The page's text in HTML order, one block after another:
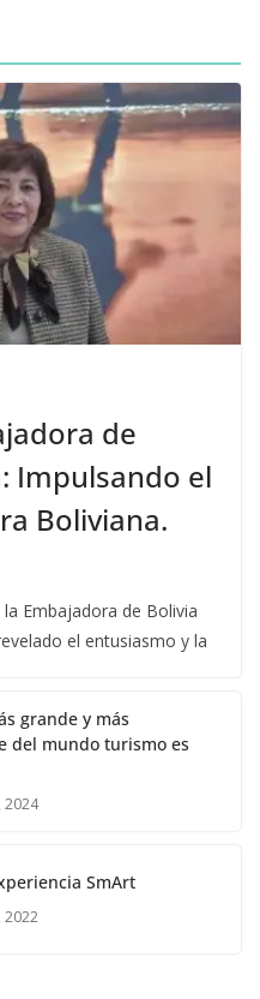
de
Impulsando el
Boliviana.
Embajadora de Bolivia
el entusiasmo y la
grande y más
del mundo turismo es
2024
SmArt
2022